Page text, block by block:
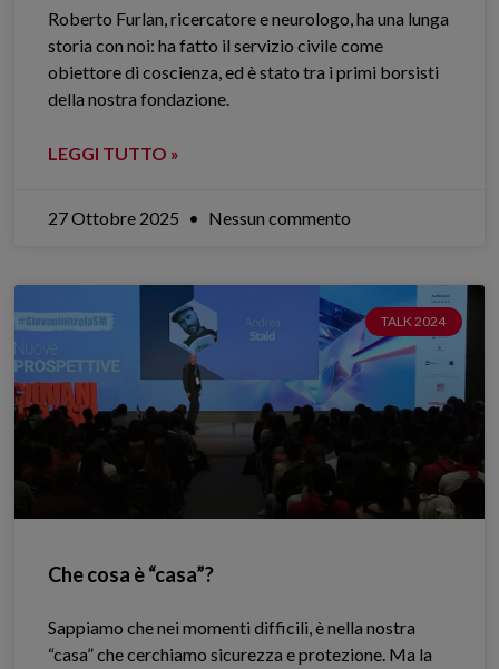
Roberto Furlan, ricercatore e neurologo, ha una lunga
storia con noi: ha fatto il servizio civile come
obiettore di coscienza, ed è stato tra i primi borsisti
della nostra fondazione.
LEGGI TUTTO »
27 Ottobre 2025 Nessun commento
TALK 2024
Che cosa è “casa”?
Sappiamo che nei momenti difficili, è nella nostra
“casa” che cerchiamo sicurezza e protezione. Ma la